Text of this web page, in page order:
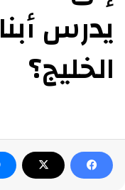
يدرس
الخليج؟